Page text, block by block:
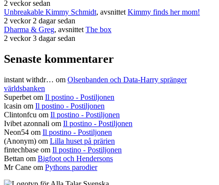
2 veckor sedan
Unbreakable Kimmy Schmidt, avsnittet Kimmy finds her mom!
2 veckor 2 dagar sedan
Dharma & Greg, avsnittet The box
2 veckor 3 dagar sedan
Senaste kommentarer
instant withdr… om Olsenbanden och Data-Harry spränger
världsbanken
Superbet om Il postino - Postiljonen
lcasin om Il postino - Postiljonen
Clintonfcu om Il postino - Postiljonen
Ivibet azonnali om Il postino - Postiljonen
Neon54 om Il postino - Postiljonen
(Anonym) om Lilla huset på prärien
fintechbase om Il postino - Postiljonen
Bettan om Bigfoot och Hendersons
Mr Cane om Pythons parodier